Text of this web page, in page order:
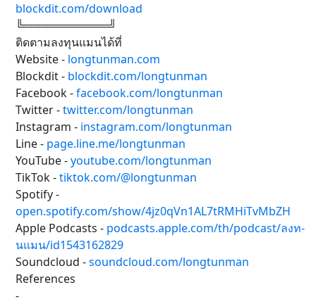
blockdit.com/download
╚═══════════╝
ติดตามลงทุนแมนได้ที่
Website - longtunman.com
Blockdit - blockdit.com/longtunman
Facebook -facebook.com/longtunman
Twitter -twitter.com/longtunman
Instagram - instagram.com/longtunman
Line - page.line.me/longtunman
YouTube -youtube.com/longtunman
TikTok -tiktok.com/@longtunman
Spotify -
open.spotify.com/show/4jz0qVn1AL7tRMHiTvMbZH
Apple Podcasts - podcasts.apple.com/th/podcast/ลงท-
นแมน/id1543162829
Soundcloud -soundcloud.com/longtunman
References
-